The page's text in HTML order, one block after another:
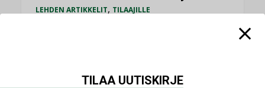
LEHDEN ARTIKKELIT, TILAAJILLE
TILAA UUTISKIRJE